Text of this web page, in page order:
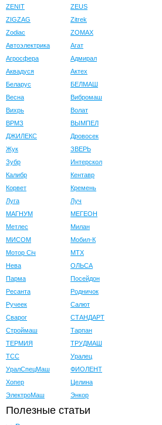
ZENIT
ZEUS
ZIGZAG
Zitrek
Zodiac
ZOMAX
Автоэлектрика
Агат
Агросфера
Адмирал
Аквадуся
Актех
Беларус
БЕЛМАШ
Весна
Вибромаш
Вихрь
Волат
ВРМЗ
ВЫМПЕЛ
ДЖИЛЕКС
Дровосек
Жук
ЗВЕРЬ
Зубр
Интерскол
Калибр
Кентавр
Корвет
Кремень
Луга
Луч
МАГНУМ
МЕГЕОН
Метлес
Милан
МИСОМ
Мобил-К
Мотор Сiч
МТХ
Нева
ОЛЬСА
Парма
Посейдон
Ресанта
Родничок
Ручеек
Салют
Сварог
СТАНДАРТ
Строймаш
Тарпан
ТЕРМИЯ
ТРУДМАШ
ТСС
Уралец
УралСпецМаш
ФИОЛЕНТ
Хопер
Целина
ЭлектроМаш
Энкор
Полезные статьи